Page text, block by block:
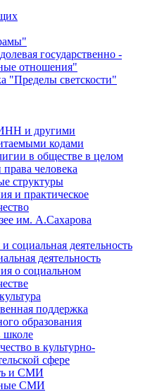
государственно -
отношения"
"Пределы светскости"
и другими
кодами
в обществе в целом
человека
структуры
и практическое
им. А.Сахарова
социальная деятельность
деятельность
о социальном
поддержка
образования
школе
в культурно-
сфере
и СМИ
СМИ